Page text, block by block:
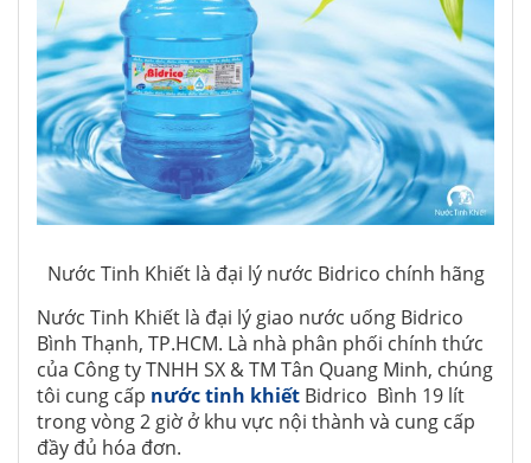
Nước Tinh Khiết là đại lý nước Bidrico chính hãng
Nước Tinh Khiết là đại lý giao nước uống Bidrico
Bình Thạnh, TP.HCM. Là nhà phân phối chính thức
của Công ty TNHH SX & TM Tân Quang Minh, chúng
tôi cung cấp nước tinh khiết Bidrico Bình 19 lít
trong vòng 2 giờ ở khu vực nội thành và cung cấp
đầy đủ hóa đơn.